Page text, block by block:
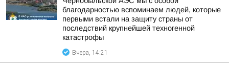
благодарностью вспоминаем людей, которые
первыми встали на защиту страны от
последствий крупнейшей техногенной
катастрофы
Вчера, 14:21